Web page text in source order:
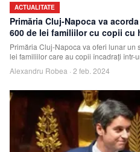
ACTUALITATE
Primăria Cluj-Napoca va
600 de lei familiilor cu copii cu
Primăria Cluj-Napoca va oferi lunar
lei familiilor care au copii încadrați într-
Alexandru Robea · 2 feb. 2024